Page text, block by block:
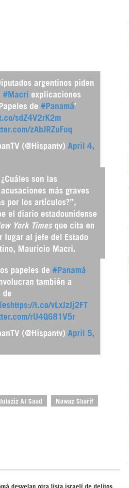
argentinos piden
#Macri explicaciones
de #Panamá ’
sdZ4V2rK2m
zAbJRZuFuq
(@Hispantv) April 4,
¿Cuáles son las
acusaciones más graves
por los artículos?”,
el diario estadounidense
York Times que cita en
lugar al jefe del Estado
Mauricio Macri.
papeles de #Panamá
también a
de
https://t.co/vLxJzJj2FT
rU4QG81V5r
(@Hispantv) April 5,
Al Saud Nawaz Sharif
desvelan otra lista israelí de delitos